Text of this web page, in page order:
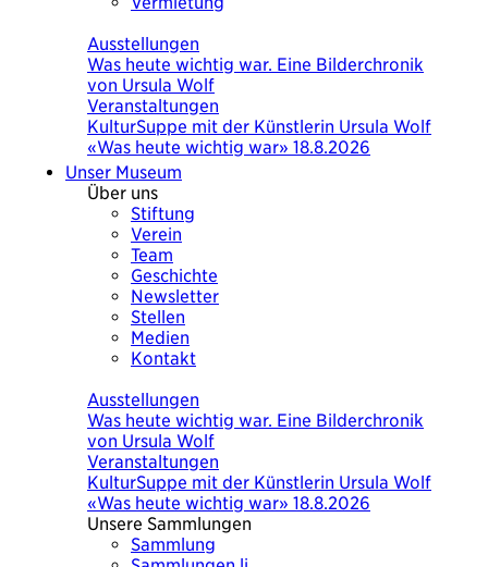
Ausstellungen
Was heute wichtig war. Eine Bilderchronik
von Ursula Wolf
Veranstaltungen
KulturSuppe mit der Künstlerin Ursula Wolf
«Was heute wichtig war» 18.8.2026
Unser Museum
Über uns
Stiftung
Verein
Team
Geschichte
Newsletter
Stellen
Medien
Kontakt
Ausstellungen
Was heute wichtig war. Eine Bilderchronik
von Ursula Wolf
Veranstaltungen
KulturSuppe mit der Künstlerin Ursula Wolf
«Was heute wichtig war» 18.8.2026
Unsere Sammlungen
Sammlung